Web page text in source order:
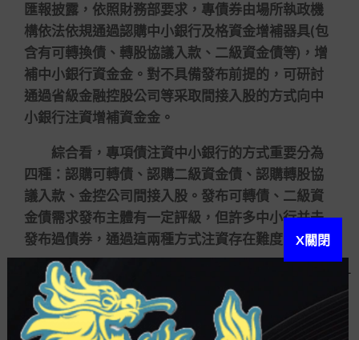
匯報披露，依照財務部要求，專債券由場所執政機
構依法依規通過認購中小銀行及格資金增補器具(包
含有可轉換債、轉股協議入款、二級資金債等)，增
補中小銀行資金金。對不具備發布前提的，可研討
通過省級金融控股公司等采取間接入股的方式向中
小銀行注資增補資金金。
綜合看，專項債注資中小銀行的方式重要分為
四種：認購可轉債、認購二級資金債、認購轉股協
議入款、金控公司間接入股。發布可轉債、二級資
金債需求發布主體有一定評級，但許多中小行并未
發布過債券，通過這兩種方式注資存在難度。
據統計，2064億中小銀行專項債共注入310家
中小銀行，此中甘肅注資家數最多(44家)。在310家
中小銀行中，有部門城商行、農商行，更多的則是
X關閉